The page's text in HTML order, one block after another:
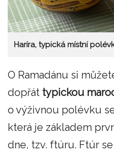
Haríra, typická místní
O Ramadánu si
dopřát typickou
o výživnou polévku
která je základem
dne, tzv. ftúru. Ftúr